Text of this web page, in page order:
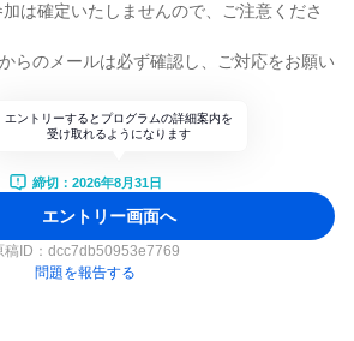
は確定いたしませんので、ご注意くださ
らのメールは必ず確認し、ご対応をお願い
エントリーするとプログラムの詳細案内を
受け取れるようになります
締切：2026年8月31日
エントリー画面へ
稿ID： dcc7db50953e7769
問題を報告する